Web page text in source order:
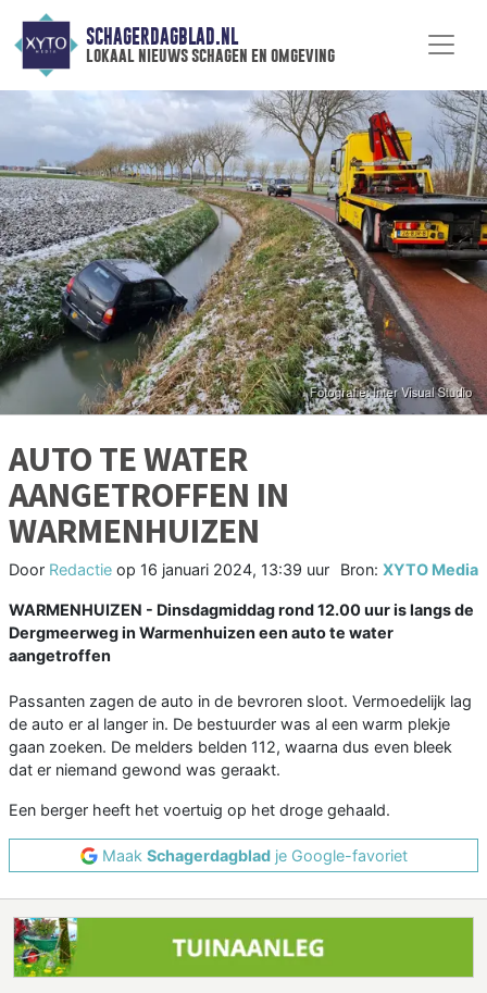
SCHAGERDAGBLAD.NL
lokaal nieuws schagen en omgeving
AUTO TE WATER
AANGETROFFEN IN
WARMENHUIZEN
Door Redactie op 16 januari 2024, 13:39 uur Bron: XYTO Media
WARMENHUIZEN - Dinsdagmiddag rond 12.00 uur is langs de
Dergmeerweg in Warmenhuizen een auto te water
aangetroffen
Passanten zagen de auto in de bevroren sloot. Vermoedelijk lag
de auto er al langer in. De bestuurder was al een warm plekje
gaan zoeken. De melders belden 112, waarna dus even bleek
dat er niemand gewond was geraakt.
Een berger heeft het voertuig op het droge gehaald.
Maak Schagerdagbladje Google-favoriet